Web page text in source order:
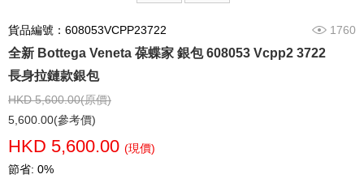
貨品編號：608053VCPP23722 1760
全新 Bottega Veneta 葆蝶家 銀包 608053 Vcpp2 3722
長身拉鏈款銀包
HKD 5,600.00(原價)
5,600.00(參考價)
HKD 5,600.00 (現價)
節省: 0%